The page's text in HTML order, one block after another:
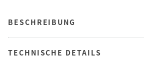
BESCHREIBUNG
TECHNISCHE DETAILS